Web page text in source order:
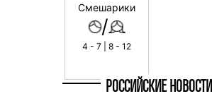
Смешарики
/
4 - 7 | 8 - 12
РОССИЙСКИЕ НОВОСТИ